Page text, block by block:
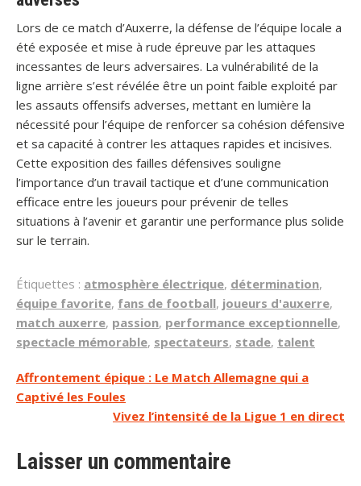
Lors de ce match d’Auxerre, la défense de l’équipe locale a
été exposée et mise à rude épreuve par les attaques
incessantes de leurs adversaires. La vulnérabilité de la
ligne arrière s’est révélée être un point faible exploité par
les assauts offensifs adverses, mettant en lumière la
nécessité pour l’équipe de renforcer sa cohésion défensive
et sa capacité à contrer les attaques rapides et incisives.
Cette exposition des failles défensives souligne
l’importance d’un travail tactique et d’une communication
efficace entre les joueurs pour prévenir de telles
situations à l’avenir et garantir une performance plus solide
sur le terrain.
Étiquettes : atmosphère électrique, détermination,
équipe favorite, fans de football, joueurs d'auxerre,
match auxerre, passion, performance exceptionnelle,
spectacle mémorable, spectateurs, stade, talent
Navigation
de
Affrontement épique : Le Match Allemagne qui a
Captivé les Foules
Vivez l’intensité de la Ligue 1 en direct
Laisser un commentaire